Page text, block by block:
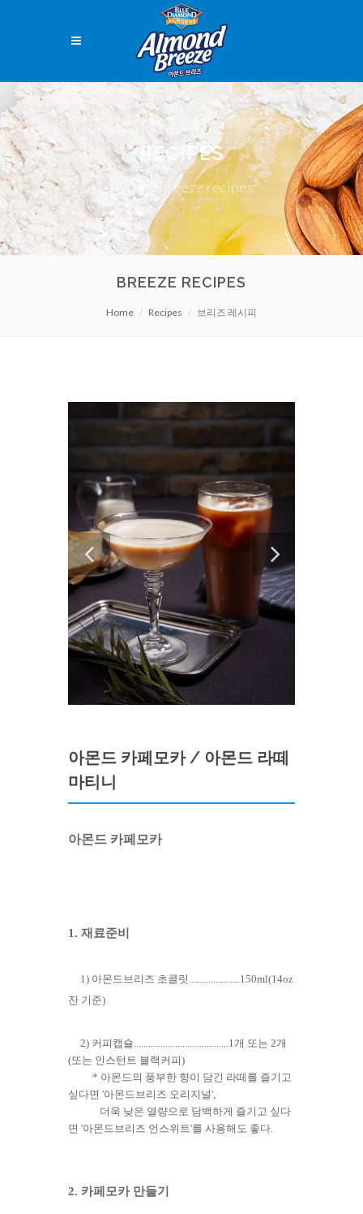
RECIPES
Almond breeze recipes
BREEZE RECIPES
Home Recipes 브리즈 레시피
아몬드 카페모카 / 아몬드 라떼
마티니
아몬드 카페모카
1. 재료준비
1) 아몬드브리즈 초콜릿 .....................150ml(14oz
잔 기준)
​2) 커피캡슐.......................................1개 또는 2개
(또는 인스턴트 블랙커피)
​ * 아몬드의 풍부한 향이 담긴 라떼를 즐기고
싶다면 '아몬드브리즈 오리지널',
더욱 낮은 열량으로 담백하게 즐기고 싶다
면 '아몬드브리즈 언스위트'를 사용해도 좋다.
2. 카페모카 만들기